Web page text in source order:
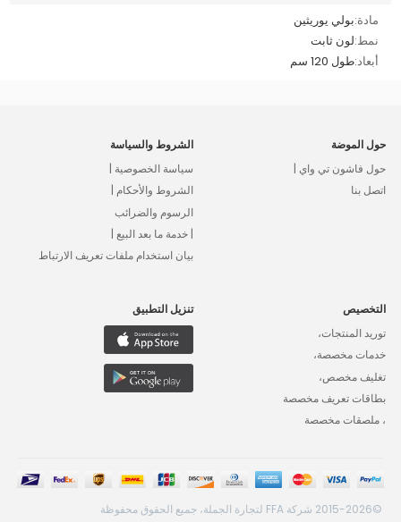
مادة:بولي يوريثين
نمط:لون ثابت
أبعاد:طول 120 سم
حول الموضة
حول فاشون تي واي |
اتصل بنا
الشروط والسياسة
سياسة الخصوصية |
الشروط والأحكام |
الرسوم والضرائب
| خدمة ما بعد البيع |
بيان استخدام ملفات تعريف الارتباط
التخصيص
توريد المنتجات،
خدمات مخصصة،
تغليف مخصص،
بطاقات تعريف مخصصة
، ملصقات مخصصة
تنزيل التطبيق
©2015-2026 شركة FFA لتجارة الجملة، جميع الحقوق محفوظة